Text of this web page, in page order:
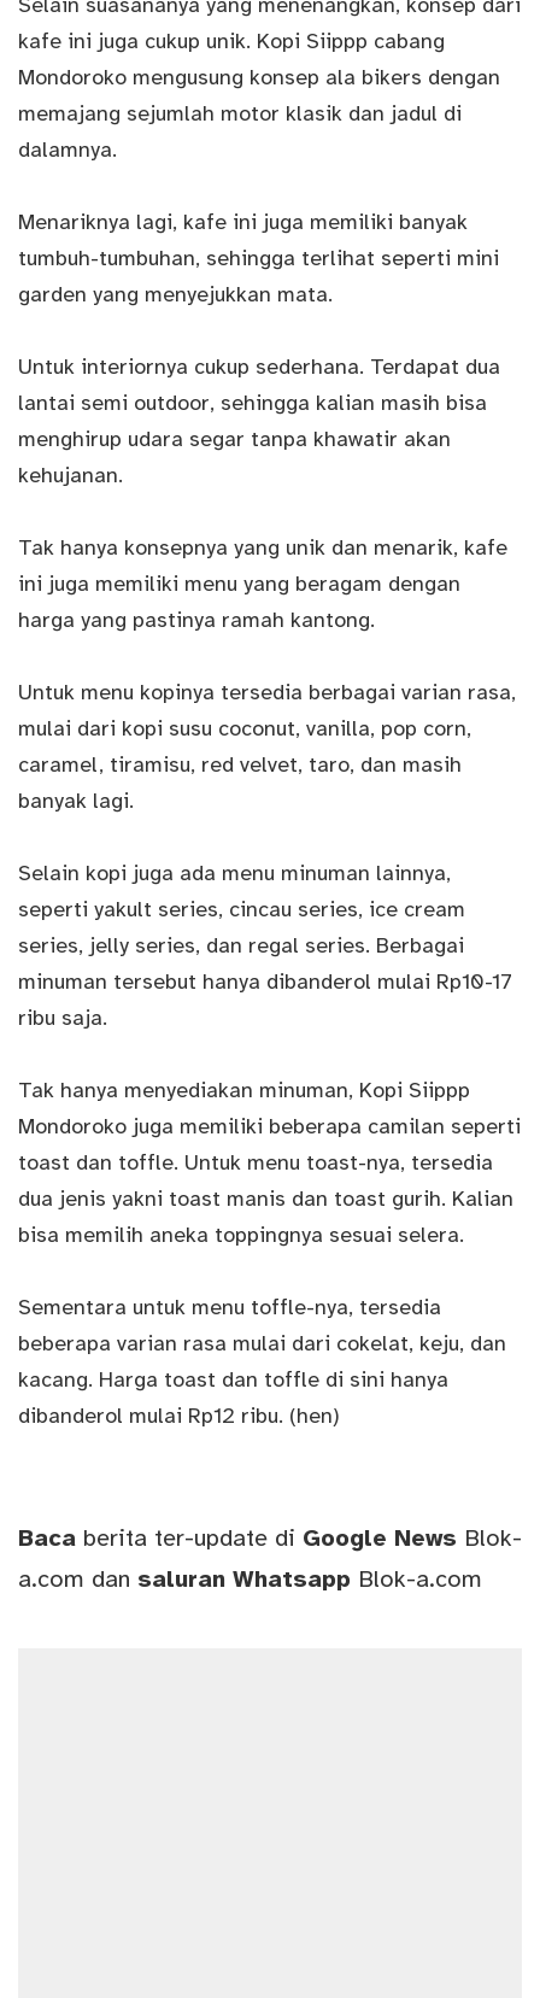
kafe ini juga cukup unik. Kopi Siippp cabang
Mondoroko mengusung konsep ala bikers dengan
memajang sejumlah motor klasik dan jadul di
dalamnya.
Menariknya lagi, kafe ini juga memiliki banyak
tumbuh-tumbuhan, sehingga terlihat seperti mini
garden yang menyejukkan mata.
Untuk interiornya cukup sederhana. Terdapat dua
lantai semi outdoor, sehingga kalian masih bisa
menghirup udara segar tanpa khawatir akan
kehujanan.
Tak hanya konsepnya yang unik dan menarik, kafe
ini juga memiliki menu yang beragam dengan
harga yang pastinya ramah kantong.
Untuk menu kopinya tersedia berbagai varian rasa,
mulai dari kopi susu coconut, vanilla, pop corn,
caramel, tiramisu, red velvet, taro, dan masih
banyak lagi.
Selain kopi juga ada menu minuman lainnya,
seperti yakult series, cincau series, ice cream
series, jelly series, dan regal series. Berbagai
minuman tersebut hanya dibanderol mulai Rp10-17
ribu saja.
Tak hanya menyediakan minuman, Kopi Siippp
Mondoroko juga memiliki beberapa camilan seperti
toast dan toffle. Untuk menu toast-nya, tersedia
dua jenis yakni toast manis dan toast gurih. Kalian
bisa memilih aneka toppingnya sesuai selera.
Sementara untuk menu toffle-nya, tersedia
beberapa varian rasa mulai dari cokelat, keju, dan
kacang. Harga toast dan toffle di sini hanya
dibanderol mulai Rp12 ribu. (hen)
Baca berita ter-update di Google News Blok-
a.com dan saluran Whatsapp Blok-a.com